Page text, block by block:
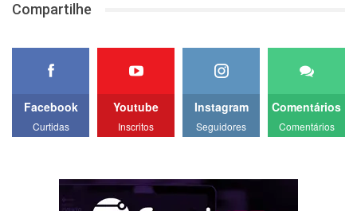
Compartilhe
Facebook
Curtidas
Youtube
Inscritos
Instagram
Seguidores
Comentários
Comentários